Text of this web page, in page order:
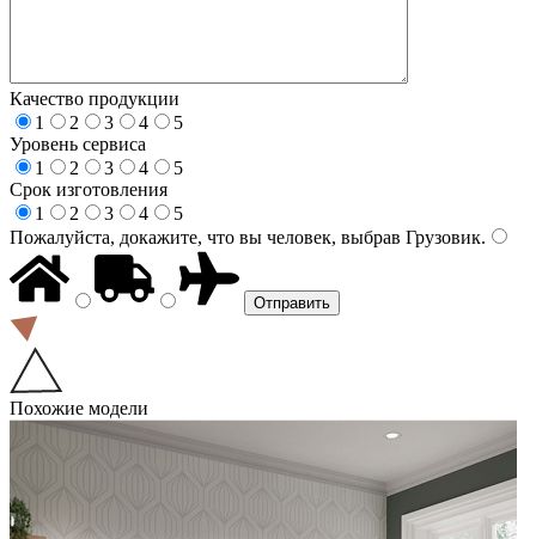
Качество продукции
1
2 3 4
5
Уровень сервиса
1
2 3 4
5
Срок изготовления
1
2 3 4
5
Пожалуйста, докажите, что вы человек, выбрав Грузовик.
Похожие модели